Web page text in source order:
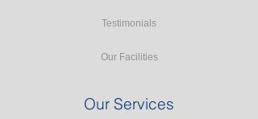
Testimonials
Our Facilities
Our Services